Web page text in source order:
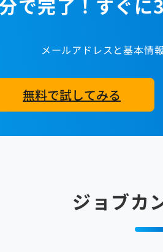
で完了！すぐに
メールアドレスと基本情
無料で試してみる
ジョブカ